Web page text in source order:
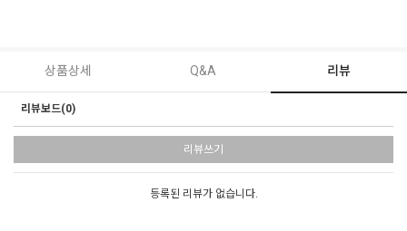
상품상세 Q&A 리뷰
리뷰보드(0)
리뷰쓰기
등록된 리뷰가 없습니다.